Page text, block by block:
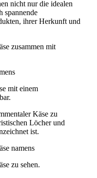
nicht nur die idealen
spannende
ihrer Herkunft und